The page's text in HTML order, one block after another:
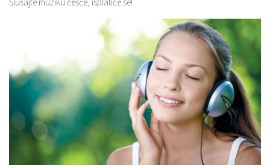
Slušajte muziku češće, isplatiće se!